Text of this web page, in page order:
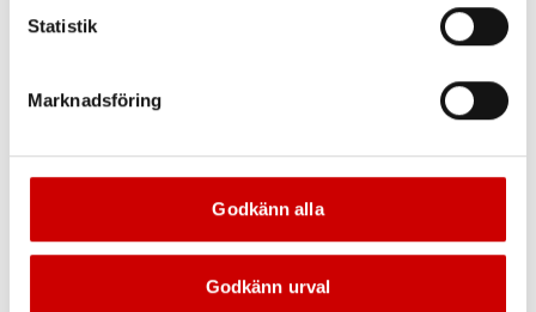
Statistik
Marknadsföring
Godkänn alla
Godkänn urval
överföringspump
pumpkontroll. Kapacitet ca. 9
med flexipip